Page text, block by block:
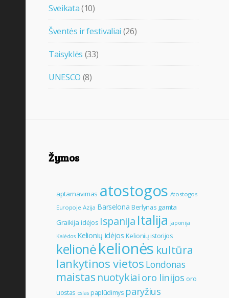
Sveikata(10)
Šventės ir festivaliai (26)
Taisyklės (33)
UNESCO (8)
Žymos
aptarnavimas atostogos Atostogos
Europoje Azija Barselona Berlynas gamta
Graikija idėjos Ispanija Italija Japonija
Kalėdos Kelionių idėjos Kelionių istorijos
kelionėkelionės kultūra
lankytinos vietos Londonas
maistas nuotykiaioro linijos oro
uostas oslas paplūdimys paryžius